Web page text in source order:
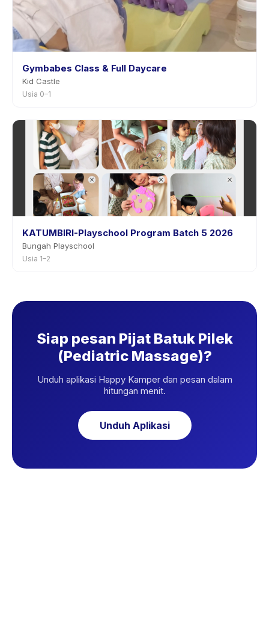
Gymbabes Class & Full Daycare
Kid Castle
Usia 0–1
KATUMBIRI-Playschool Program Batch 5 2026
Bungah Playschool
Usia 1–2
Siap pesan Pijat Batuk Pilek
(Pediatric Massage)?
Unduh aplikasi Happy Kamper dan pesan dalam
hitungan menit.
Unduh Aplikasi